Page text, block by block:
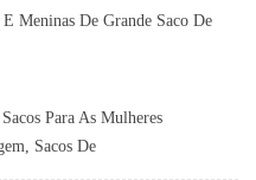
Meninas De Grande Saco De
Para As Mulheres
Sacos De